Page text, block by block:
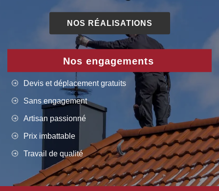
NOS RÉALISATIONS
Nos engagements
Devis et déplacement gratuits
Sans engagement
Artisan passionné
Prix imbattable
Travail de qualité